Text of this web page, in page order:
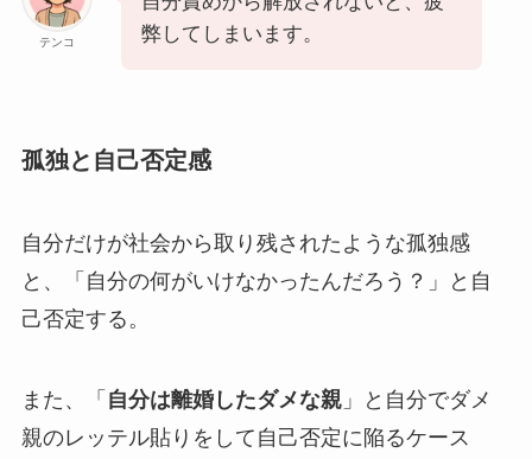
テンコ
弊してしまいます。
孤独と自己否定感
自分だけが社会から取り残されたような孤独感
と、「自分の何がいけなかったんだろう？」と自
己否定する。
また、「 自分は離婚したダメな親」と自分でダメ
親のレッテル貼りをして自己否定に陥るケース